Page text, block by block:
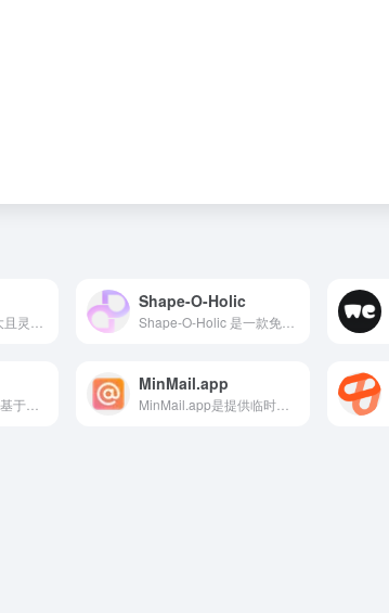
Shape-O-Holic
Make Graph 是一款基于浏览器的可视化平台，用户无需下载安装或注册，即可在线完成各类图表的快速绘制。
MinMail.app
MinMail.app是提供临时邮箱使用的网页，使用起来也很简单，只需点击网页的刷新就可以有新的临时邮箱出来，就可以直接使用了。